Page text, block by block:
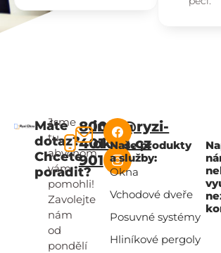
Máte
dotaz?
Chcete
poradit?
Jsme
tu,
abychom
vám
pomohli!
Zavolejte
nám
od
pondělí
800
401
901
info@ryzi-
okna.cz
Naše produkty
a služby:
Okna
Vchodové dveře
Posuvné systémy
Hliníkové pergoly